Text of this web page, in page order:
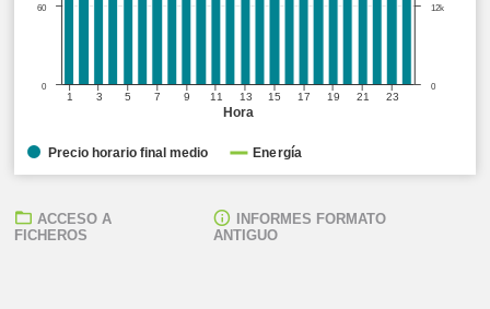
Hora
1 3 5 7 9 11 13 15 17 19 21 23
0
12k
0
60
Precio horario final medio Energía
ACCESO A
FICHEROS
INFORMES FORMATO
ANTIGUO